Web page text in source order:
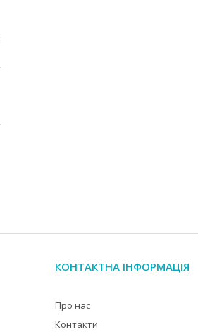
КОНТАКТНА ІНФОРМАЦІЯ
Про нас
Контакти